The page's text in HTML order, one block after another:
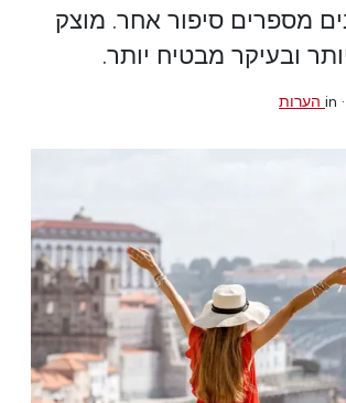
מספרים סיפור אחר. מוצק
ובעיקר מבטיח יותר.
in ·